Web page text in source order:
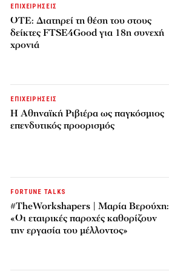
ΕΠΙΧΕΙΡΗΣΕΙΣ
ΟΤΕ: Διατηρεί τη θέση του στους
δείκτες FTSE4Good για 18η συνεχή
χρονιά
ΕΠΙΧΕΙΡΗΣΕΙΣ
Η Αθηναϊκή Ριβιέρα ως παγκόσμιος
επενδυτικός προορισμός
FORTUNE TALKS
#TheWorkshapers | Μαρία Βερούχη:
«Οι εταιρικές παροχές καθορίζουν
την εργασία του μέλλοντος»